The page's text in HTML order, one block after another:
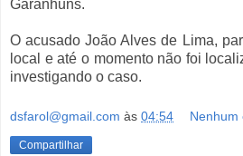
Garanhuns.
O acusado João Alves de Lima,
local e até o momento não foi
investigando o caso.
dsfarol@gmail.com às 04:54 Nenhum
Compartilhar